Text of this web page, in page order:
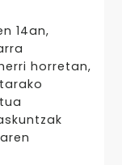
14an,
horretan,